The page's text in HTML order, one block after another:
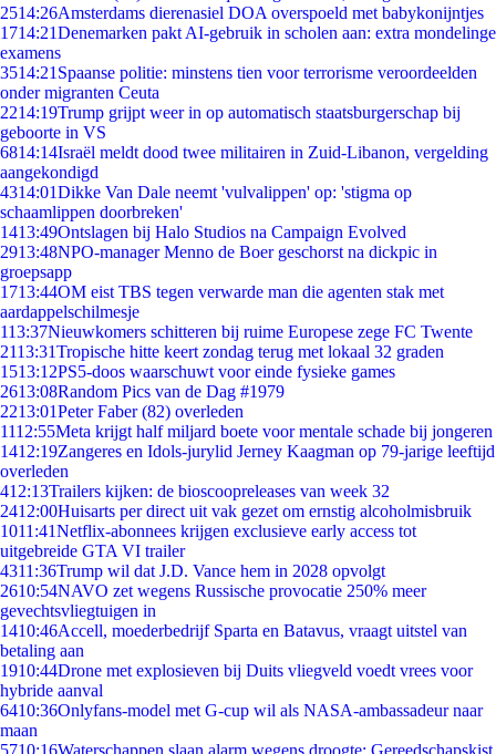
2514:26Amsterdams dierenasiel DOA overspoeld met babykonijntjes
1714:21Denemarken pakt AI-gebruik in scholen aan: extra mondelinge
examens
3514:21 Spaanse politie: minstens tien voor terrorisme veroordeelden
onder migranten Ceuta
2214:19Trump grijpt weer in op automatisch staatsburgerschap bij
geboorte in VS
6814:14Israël meldt dood twee militairen in Zuid-Libanon, vergelding
aangekondigd
4314:01Dikke Van Dale neemt 'vulvalippen' op: 'stigma op
schaamlippen doorbreken'
1413:49Ontslagen bij Halo Studios na Campaign Evolved
2913:48NPO-manager Menno de Boer geschorst na dickpic in
groepsapp
1713:44OM eist TBS tegen verwarde man die agenten stak met
aardappelschilmesje
113:37Nieuwkomers schitteren bij ruime Europese zege FC Twente
2113:31Tropische hitte keert zondag terug met lokaal 32 graden
1513:12PS5-doos waarschuwt voor einde fysieke games
2613:08Random Pics van de Dag #1979
2213:01Peter Faber (82) overleden
1112:55Meta krijgt half miljard boete voor mentale schade bij jongeren
1412:19Zangeres en Idols-jurylid Jerney Kaagman op 79-jarige leeftijd
overleden
412:13Trailers kijken: de bioscoopreleases van week 32
2412:00Huisarts per direct uit vak gezet om ernstig alcoholmisbruik
1011:41Netflix-abonnees krijgen exclusieve early access tot
uitgebreide GTA VI trailer
4311:36Trump wil dat J.D. Vance hem in 2028 opvolgt
2610:54NAVO zet wegens Russische provocatie 250% meer
gevechtsvliegtuigen in
1410:46Accell, moederbedrijf Sparta en Batavus, vraagt uitstel van
betaling aan
1910:44Drone met explosieven bij Duits vliegveld voedt vrees voor
hybride aanval
6410:36Onlyfans-model met G-cup wil als NASA-ambassadeur naar
maan
5710:16Waterschappen slaan alarm wegens droogte: Gereedschapskist